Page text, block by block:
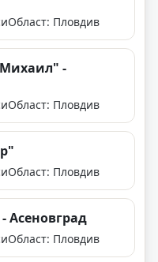
Област: Пловдив
-
Област: Пловдив
Област: Пловдив
Асеновград
Област: Пловдив